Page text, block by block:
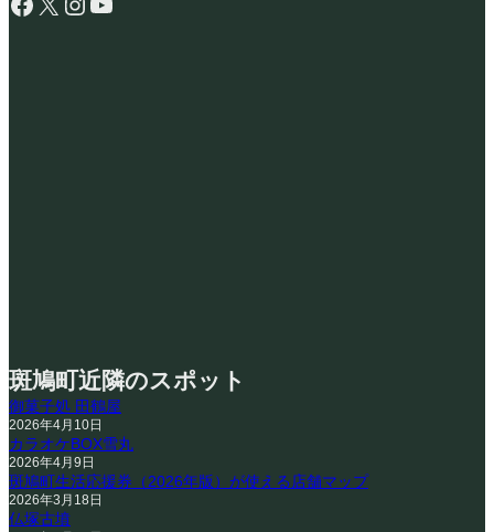
斑鳩町近隣のスポット
御菓子処 田鶴屋
2026年4月10日
カラオケBOX雪丸
2026年4月9日
斑鳩町生活応援券（2026年版）が使える店舗マップ
2026年3月18日
仏塚古墳